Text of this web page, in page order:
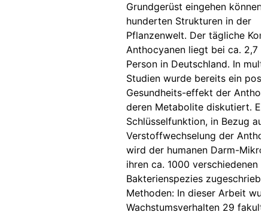
Grundgerüst eingehen
hunderten Strukturen in der
Pflanzenwelt. Der tägliche
Anthocyanen liegt bei ca. 2,7
Person in Deutschland. In
Studien wurde bereits ein
Gesundheits-effekt der
deren Metabolite diskutiert.
Schlüsselfunktion, in Bezug
Verstoffwechselung der
wird der humanen Darm-
ihren ca. 1000 verschiedenen
Bakterienspezies
Methoden: In dieser Arbeit
Wachstumsverhalten 29